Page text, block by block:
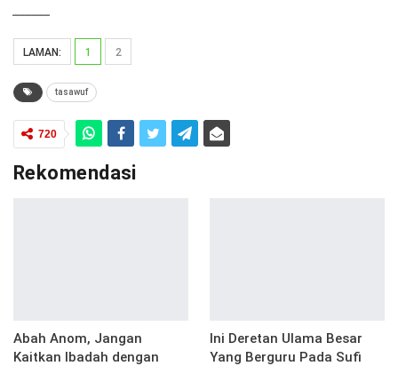
LAMAN: 1 2
tasawuf
720
Rekomendasi
Abah Anom, Jangan
Kaitkan Ibadah dengan
Ini Deretan Ulama Besar
Yang Berguru Pada Sufi